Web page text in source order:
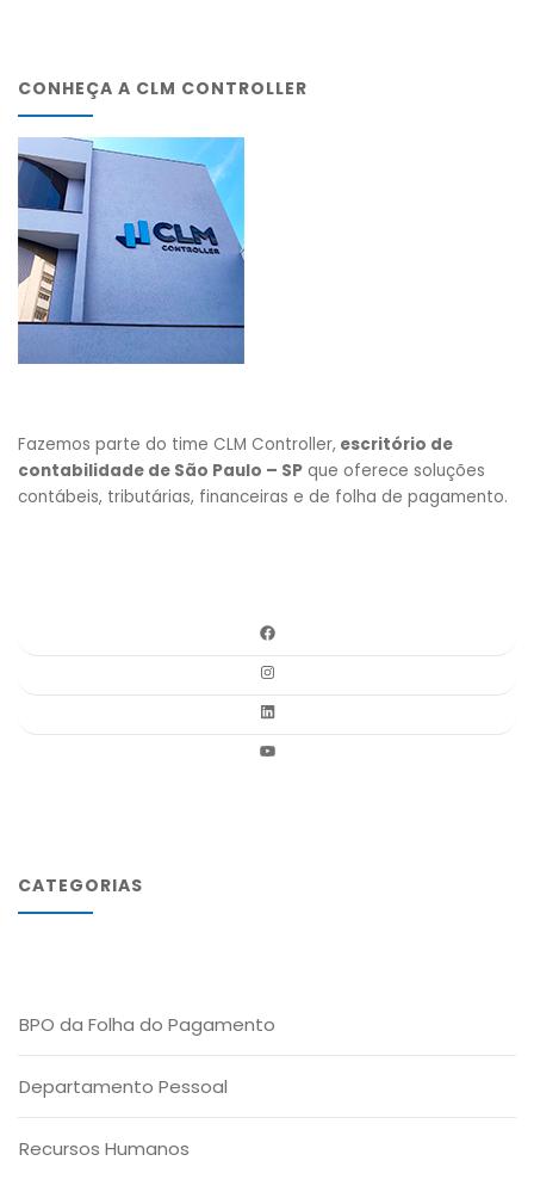
CONHEÇA A CLM CONTROLLER
Fazemos parte do time CLM Controller, escritório de
contabilidade de São Paulo – SP que oferece soluções
contábeis, tributárias, financeiras e de folha de pagamento.
CATEGORIAS
BPO da Folha do Pagamento
Departamento Pessoal
Recursos Humanos